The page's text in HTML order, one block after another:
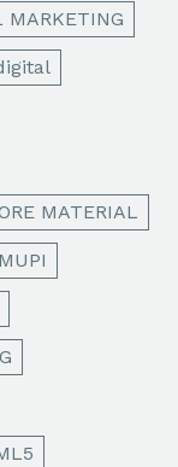
MARKETING
MATERIAL
MUPI